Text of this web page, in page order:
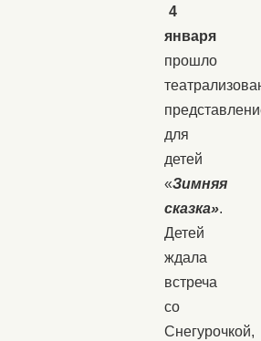
4
января
прошло
для
детей
«Зимняя
сказка».
Детей
ждала
встреча
со
Снегурочкой,